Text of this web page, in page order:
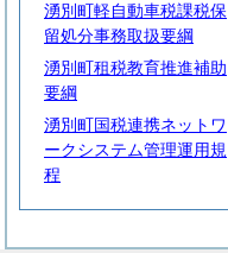
湧別町軽自動車税課税保
留処分事務取扱要綱
湧別町租税教育推進補助
要綱
湧別町国税連携ネットワ
ークシステム管理運用規
程